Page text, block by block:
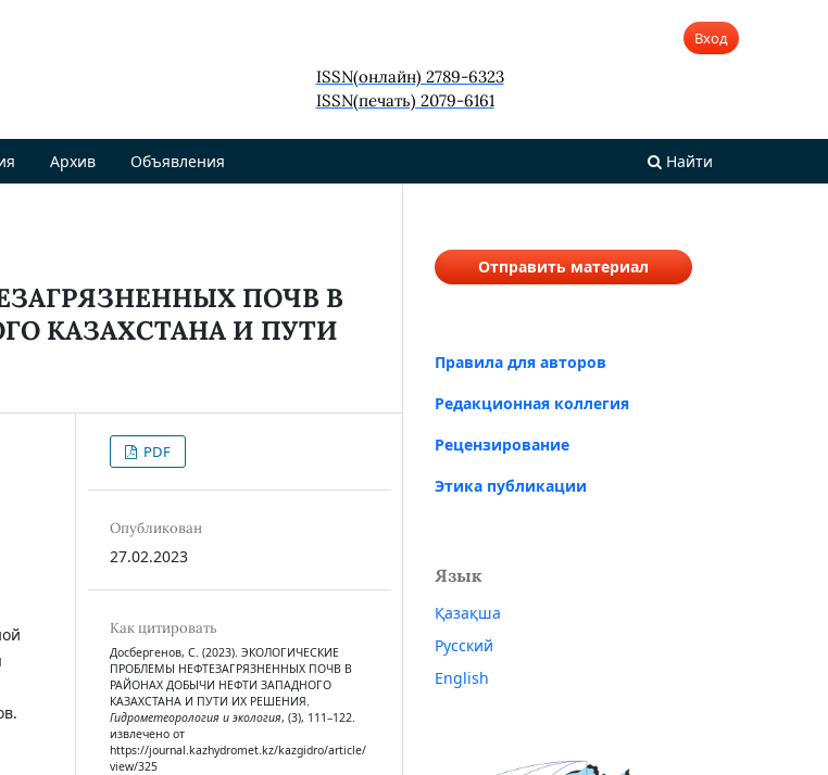
ISSN(онлайн) 2789-6323
ISSN(печать) 2079-6161
Архив Объявления Найти
Вход
ПОЧВ В
КАЗАХСТАНА И ПУТИ
PDF
Опубликован
27.02.2023
Как цитировать
Досбергенов, С. (2023). ЭКОЛОГИЧЕСКИЕ
ПРОБЛЕМЫ НЕФТЕЗАГРЯЗНЕННЫХ ПОЧВ В
РАЙОНАХ ДОБЫЧИ НЕФТИ ЗАПАДНОГО
КАЗАХСТАНА И ПУТИ ИХ РЕШЕНИЯ.
Гидрометеорология и экология, (3), 111–122.
извлечено от
https://journal.kazhydromet.kz/kazgidro/article/
view/325
Отправить материал
Правила для авторов
Редакционная коллегия
Рецензирование
Этика публикации
Язык
Қазақша
Русский
English